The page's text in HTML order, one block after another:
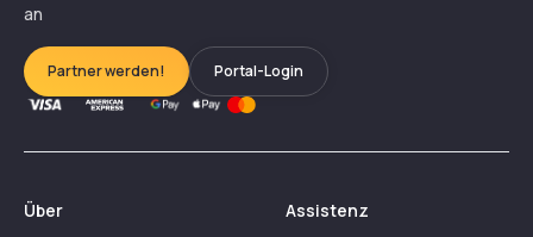
an
Partner werden! Portal-Login
Über Assistenz